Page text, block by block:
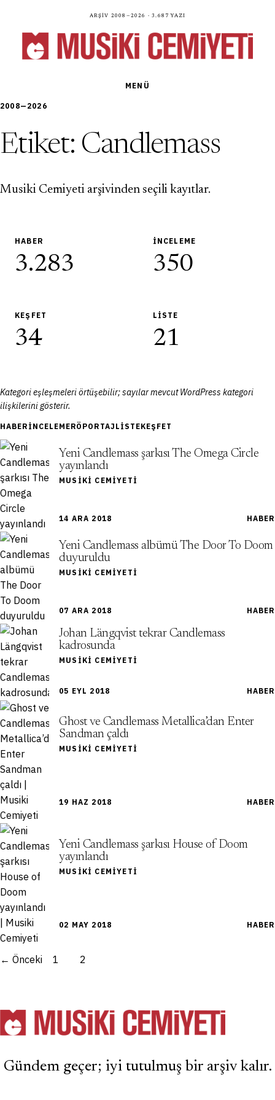
Arşiv 2008—2026 · 3.687 yazı
MENÜ
2008—2026
Etiket: Candlemass
Musiki Cemiyeti arşivinden seçili kayıtlar.
HABER
3.283
İNCELEME
350
KEŞFET
34
LISTE
21
Kategori eşleşmeleri örtüşebilir; sayılar mevcut WordPress kategori
ilişkilerini gösterir.
HABER İNCELEMERÖPORTAJ LISTEKEŞFET
14 ARA 2018
Yeni Candlemass şarkısı The Omega Circle
yayınlandı
MUSIKI CEMIYETI
HABER
07 ARA 2018
Yeni Candlemass albümü The Door To Doom
duyuruldu
MUSIKI CEMIYETI
HABER
05 EYL 2018
Johan Längqvist tekrar Candlemass
kadrosunda
MUSIKI CEMIYETI
HABER
19 HAZ 2018
Ghost ve Candlemass Metallica’dan Enter
Sandman çaldı
MUSIKI CEMIYETI
HABER
02 MAY 2018
Yeni Candlemass şarkısı House of Doom
yayınlandı
MUSIKI CEMIYETI
HABER
← Önceki 1 2
Gündem geçer; iyi tutulmuş bir arşiv kalır.